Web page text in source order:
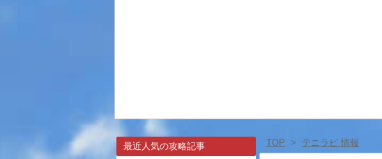
最近人気の攻略記事 TOP > テニラビ 情報